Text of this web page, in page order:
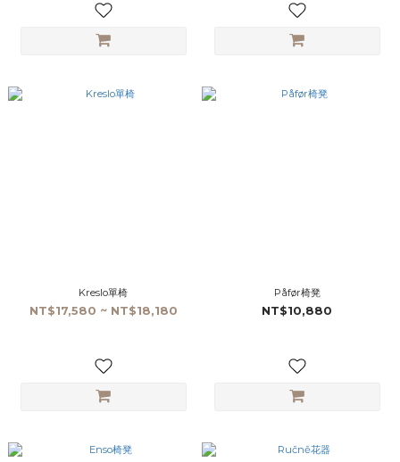
Kreslo單椅
NT$17,580 ~ NT$18,180
Påfør椅凳
NT$10,880